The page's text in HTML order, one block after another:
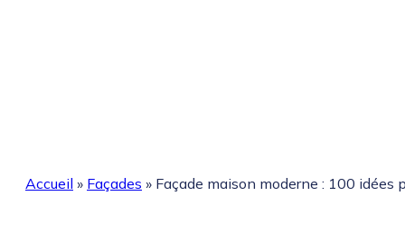
Accueil » Façades » Façade maison moderne : 100 idées